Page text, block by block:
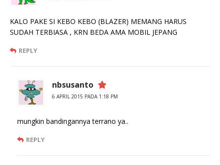
KALO PAKE SI KEBO KEBO (BLAZER) MEMANG HARUS
SUDAH TERBIASA , KRN BEDA AMA MOBIL JEPANG
REPLY
nbsusanto
6 APRIL 2015 PADA 1:18 PM
mungkin bandingannya terrano ya..
REPLY